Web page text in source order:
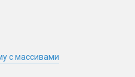
с массивами